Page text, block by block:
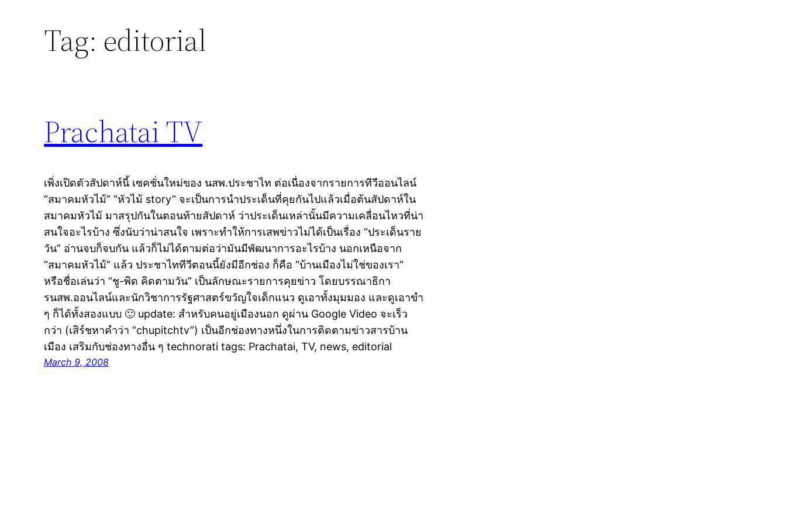
Tag: editorial
Prachatai TV
เพิ่งเปิดตัวสัปดาห์นี้ เซคชั่นใหม่ของ นสพ.ประชาไท ต่อเนื่องจากรายการทีวีออนไลน์
“สมาคมหัวไม้” “หัวไม้ story” จะเป็นการนำประเด็นที่คุยกันไปแล้วเมื่อต้นสัปดาห์ใน
สมาคมหัวไม้ มาสรุปกันในตอนท้ายสัปดาห์ ว่าประเด็นเหล่านั้นมีความเคลื่อนไหวที่น่า
สนใจอะไรบ้าง ซึ่งนับว่าน่าสนใจ เพราะทำให้การเสพข่าวไม่ได้เป็นเรื่อง “ประเด็นราย
วัน” อ่านจบก็จบกัน แล้วก็ไม่ได้ตามต่อว่ามันมีพัฒนาการอะไรบ้าง นอกเหนือจาก
“สมาคมหัวไม้” แล้ว ประชาไททีวีตอนนี้ยังมีอีกช่อง ก็คือ “บ้านเมืองไม่ใช่ของเรา”
หรือชื่อเล่นว่า “ชู-พิด คิดตามวัน” เป็นลักษณะรายการคุยข่าว โดยบรรณาธิกา
รนสพ.ออนไลน์และนักวิชาการรัฐศาสตร์ขวัญใจเด็กแนว ดูเอาทั้งมุมมอง และดูเอาขำ
ๆ ก็ได้ทั้งสองแบบ 🙂 update: สำหรับคนอยู่เมืองนอก ดูผ่าน Google Video จะเร็ว
กว่า (เสิร์ชหาคำว่า “chupitchtv”) เป็นอีกช่องทางหนึ่งในการติดตามข่าวสารบ้าน
เมือง เสริมกับช่องทางอื่น ๆ technorati tags: Prachatai, TV, news, editorial
March 9, 2008